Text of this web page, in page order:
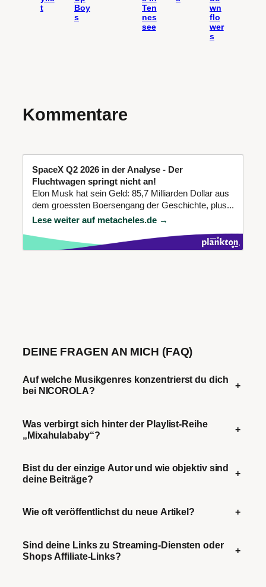
t
Boy
s
Ten
nes
see
wn
flo
wer
s
Kommentare
SpaceX Q2 2026 in der Analyse - Der
Fluchtwagen springt nicht an!
Elon Musk hat sein Geld: 85,7 Milliarden Dollar aus
dem groessten Boersengang der Geschichte, plus...
Lese weiter auf metacheles.de →
DEINE FRAGEN AN MICH (FAQ)
Auf welche Musikgenres konzentrierst du dich
bei NICOROLA?
+
Was verbirgt sich hinter der Playlist-Reihe
„Mixahulababy“?
+
Bist du der einzige Autor und wie objektiv sind
deine Beiträge?
+
Wie oft veröffentlichst du neue Artikel? +
Sind deine Links zu Streaming-Diensten oder
Shops Affiliate-Links?
+